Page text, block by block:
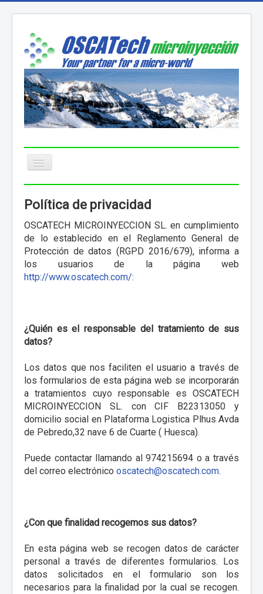
Toggle
Applications
Contact
Política de privacidad
OSCATECH MICROINYECCION SL. en cumplimiento
de lo establecido en el Reglamento General de
Protección de datos (RGPD 2016/679), informa a
los usuarios de la página web
http://www.oscatech.com/:
¿Quién es el responsable del tratamiento de sus
datos?
Los datos que nos faciliten el usuario a través de
los formularios de esta página web se incorporarán
a tratamientos cuyo responsable es OSCATECH
MICROINYECCION SL. con CIF B22313050 y
domicilio social en Plataforma Logistica Plhus Avda
de Pebredo,32 nave 6 de Cuarte ( Huesca).
Puede contactar llamando al 974215694 o a través
del correo electrónico oscatech@oscatech.com.
¿Con que finalidad recogemos sus datos?
En esta página web se recogen datos de carácter
personal a través de diferentes formularios. Los
datos solicitados en el formulario son los
necesarios para la finalidad por la cual se recogen.